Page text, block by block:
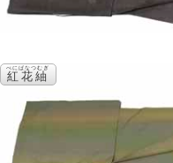
紅花紬
べにばなつむぎ